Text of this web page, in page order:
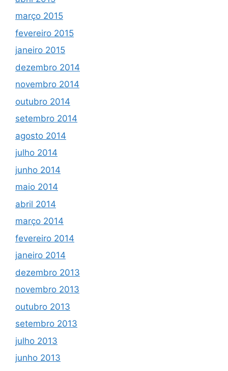
março 2015
fevereiro 2015
janeiro 2015
dezembro 2014
novembro 2014
outubro 2014
setembro 2014
agosto 2014
julho 2014
junho 2014
maio 2014
abril 2014
março 2014
fevereiro 2014
janeiro 2014
dezembro 2013
novembro 2013
outubro 2013
setembro 2013
julho 2013
junho 2013